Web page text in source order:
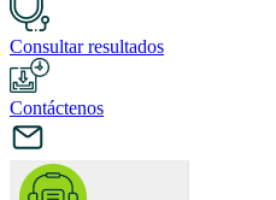
Consultar resultados
Contáctenos